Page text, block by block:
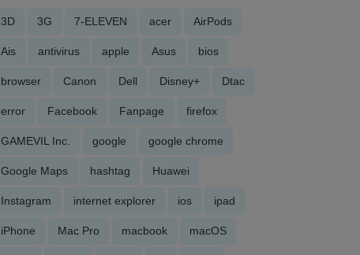
3D 3G 7-ELEVEN acer AirPods
Ais antivirus apple Asus bios
browser Canon Dell Disney+ Dtac
error Facebook Fanpage firefox
GAMEVIL Inc. google google chrome
Google Maps hashtag Huawei
Instagram internet explorer ios ipad
iPhone Mac Pro macbook macOS